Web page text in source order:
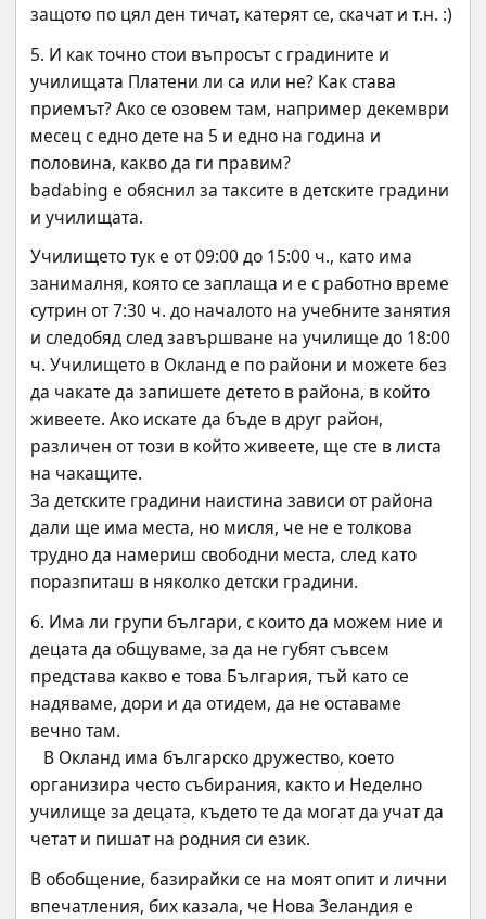
защото по цял ден тичат, катерят се, скачат и т.н. :)
5. И как точно стои въпросът с градините и
училищата Платени ли са или не? Как става
приемът? Ако се озовем там, например декември
месец с едно дете на 5 и едно на година и
половина, какво да ги правим?
badabing е обяснил за таксите в детските градини
и училищата.
Училището тук е от 09:00 до 15:00 ч., като има
занималня, която се заплаща и е с работно време
сутрин от 7:30 ч. до началото на учебните занятия
и следобяд след завършване на училище до 18:00
ч. Училището в Окланд е по райони и можете без
да чакате да запишете детето в района, в който
живеете. Ако искате да бъде в друг район,
различен от този в който живеете, ще сте в листа
на чакащите.
За детските градини наистина зависи от района
дали ще има места, но мисля, че не е толкова
трудно да намериш свободни места, след като
поразпиташ в няколко детски градини.
6. Има ли групи българи, с които да можем ние и
децата да общуваме, за да не губят съвсем
представа какво е това България, тъй като се
надяваме, дори и да отидем, да не оставаме
вечно там.
организира често събирания, както и Неделно
училище за децата, където те да могат да учат да
четат и пишат на родния си език.
В обобщение, базирайки се на моят опит и лични
впечатления, бих казала, че Нова Зеландия е